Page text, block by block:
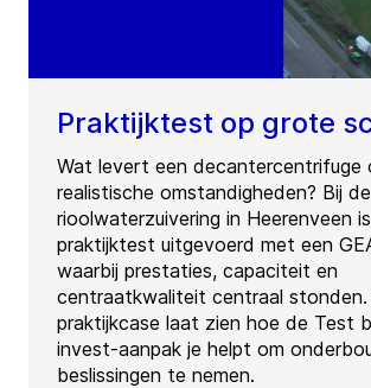
Praktijktest op grote
Wat levert een decantercentrifuge
realistische omstandigheden? Bij de
rioolwaterzuivering in Heerenveen
praktijktest uitgevoerd met een
waarbij prestaties, capaciteit en
centraatkwaliteit centraal stonden.
praktijkcase laat zien hoe de Test
invest-aanpak je helpt om
beslissingen te nemen.